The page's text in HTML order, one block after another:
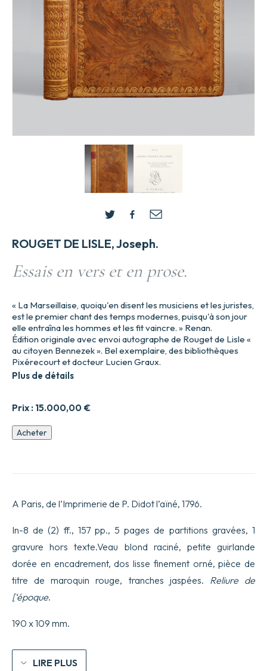
ROUGET DE LISLE, Joseph.
Essais en vers et en prose.
Prix : 15.000,00 €
« La Marseillaise, quoiqu'en disent les musiciens et les juristes,
est le premier chant des temps modernes, puisqu'à son jour
elle entraîna les hommes et les fit vaincre. » Renan.
Édition originale avec envoi autographe de Rouget de Lisle «
au citoyen Bennezek ». Bel exemplaire, des bibliothèques
Pixérecourt et docteur Lucien Graux.
Plus de détails
quantité
de
prose.
Acheter
A Paris, de l’Imprimerie de P. Didot l’aïné, 1796.
In-8 de (2) ff., 157 pp., 5 pages de partitions gravées, 1
gravure hors texte.Veau blond raciné, petite guirlande
dorée en encadrement, dos lisse finement orné, pièce de
titre de maroquin rouge, tranches jaspées. Reliure de
[‘époque.
190 x 109 mm.
LIRE PLUS